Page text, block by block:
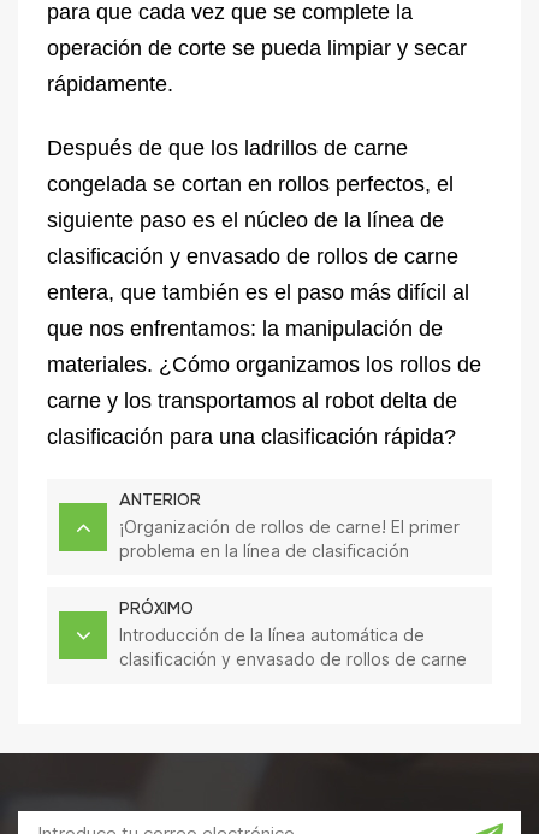
para que cada vez que se complete la
operación de corte se pueda limpiar y secar
rápidamente.
Después de que los ladrillos de carne
congelada se cortan en rollos perfectos, el
siguiente paso es el núcleo de la línea de
clasificación y envasado de rollos de carne
entera, que también es el paso más difícil al
que nos enfrentamos: la manipulación de
materiales. ¿Cómo organizamos los rollos de
carne y los transportamos al robot delta de
clasificación para una clasificación rápida?
ANTERIOR
¡Organización de rollos de carne! El primer
problema en la línea de clasificación
PRÓXIMO
Introducción de la línea automática de
clasificación y envasado de rollos de carne